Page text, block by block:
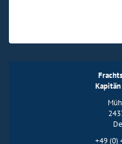
Kapitän
+49 (0)